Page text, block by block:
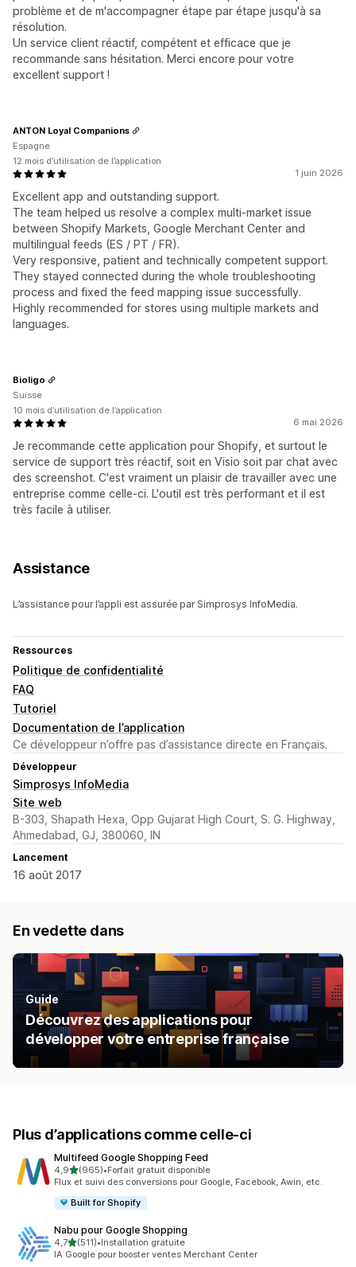
problème et de m'accompagner étape par étape jusqu'à sa
résolution.
Un service client réactif, compétent et efficace que je
recommande sans hésitation. Merci encore pour votre
excellent support !
1 juin 2026
Excellent app and outstanding support.
The team helped us resolve a complex multi-market issue
between Shopify Markets, Google Merchant Center and
multilingual feeds (ES / PT / FR).
Very responsive, patient and technically competent support.
They stayed connected during the whole troubleshooting
process and fixed the feed mapping issue successfully.
Highly recommended for stores using multiple markets and
languages.
ANTON Loyal Companions
Espagne
12 mois d’utilisation de l’application
6 mai 2026
Je recommande cette application pour Shopify, et surtout le
service de support très réactif, soit en Visio soit par chat avec
des screenshot. C'est vraiment un plaisir de travailler avec une
entreprise comme celle-ci. L'outil est très performant et il est
très facile à utiliser.
Bioligo
Suisse
10 mois d’utilisation de l’application
Assistance
L’assistance pour l’appli est assurée par Simprosys InfoMedia.
Ressources
Politique de confidentialité
FAQ
Tutoriel
Documentation de l’application
Ce développeur n’offre pas d’assistance directe en Français.
Développeur
Simprosys InfoMedia
Site web
B-303, Shapath Hexa, Opp Gujarat High Court, S. G. Highway,
Ahmedabad, GJ, 380060, IN
Lancement
16 août 2017
En vedette dans
Guide
Découvrez des applications pour
développer votre entreprise française
Plus d’applications comme celle-ci
Multifeed Google Shopping Feed
4,9étoile(s) sur 5
(965)
965 avis au total
•Forfait gratuit disponible
Flux et suivi des conversions pour Google, Facebook, Awin, etc.
Built for Shopify
Nabu pour Google Shopping
4,7étoile(s) sur 5
(511)
511 avis au total
•Installation gratuite
IA Google pour booster ventes Merchant Center